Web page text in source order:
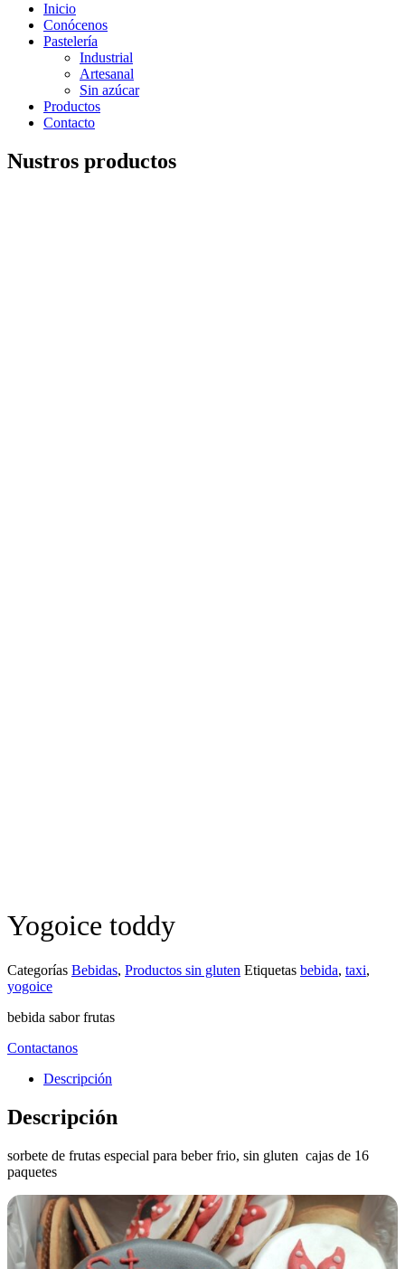
Inicio
Conócenos
Pastelería
Industrial
Artesanal
Sin azúcar
Productos
Contacto
Nustros productos
Yogoice toddy
Categorías Bebidas, Productos sin gluten Etiquetas bebida, taxi,
yogoice
bebida sabor frutas
Contactanos
Descripción
Descripción
sorbete de frutas especial para beber frio, sin gluten cajas de 16
paquetes